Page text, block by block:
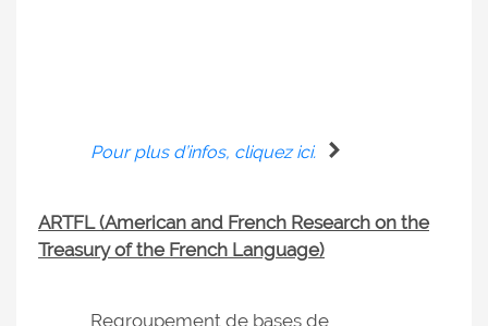
Pour plus d’infos, cliquez ici.
ARTFL (American and French Research on the
Treasury of the French Language)
Regroupement de bases de